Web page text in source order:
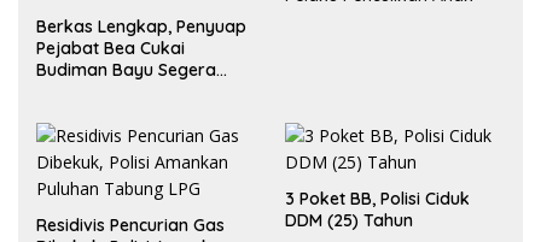
Berkas Lengkap, Penyuap
Pejabat Bea Cukai
Budiman Bayu Segera
Residivis Pencurian Gas
3 Poket BB, Polisi Ciduk
DDM (25) Tahun